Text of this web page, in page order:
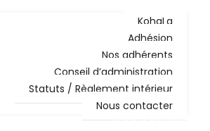
KohaLa
Adhésion
Nos adhérents
Conseil d’administration
Statuts / Règlement intérieur
Nous contacter
NOS ACTIONS